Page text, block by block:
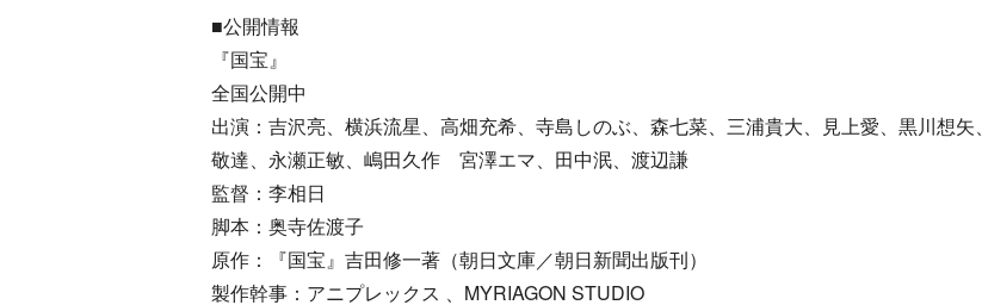
■公開情報
『国宝』
全国公開中
出演：吉沢亮、横浜流星、高畑充希、寺島しのぶ、森七菜、三浦貴大、見上愛、黒川想矢
敬達、永瀬正敏、嶋田久作 宮澤エマ、田中泯、渡辺謙
監督：李相日
脚本：奥寺佐渡子
原作：『国宝』吉田修一著（朝日文庫／朝日新聞出版刊）
製作幹事：アニプレックス 、MYRIAGON STUDIO